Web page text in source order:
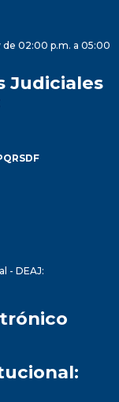
de 02:00 p.m. a 05:00
Judiciales
- DEAJ: